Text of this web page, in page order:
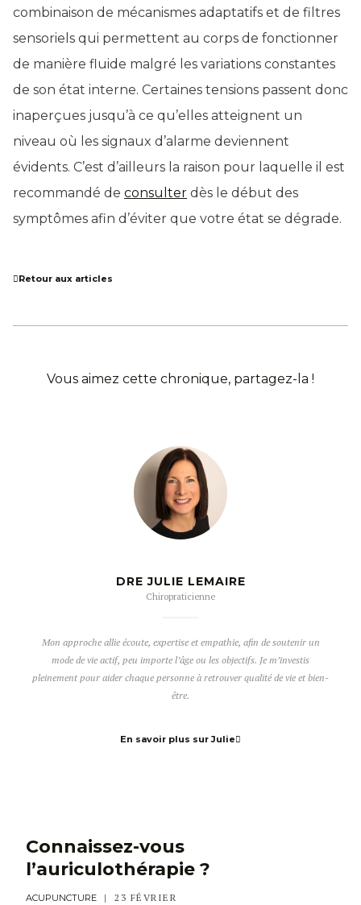
combinaison de mécanismes adaptatifs et de filtres
sensoriels qui permettent au corps de fonctionner
de manière fluide malgré les variations constantes
de son état interne. Certaines tensions passent donc
inaperçues jusqu’à ce qu’elles atteignent un
niveau où les signaux d’alarme deviennent
évidents. C’est d’ailleurs la raison pour laquelle il est
recommandé de consulter dès le début des
symptômes afin d’éviter que votre état se dégrade.
Retour aux articles
Vous aimez cette chronique, partagez-la !
DRE JULIE LEMAIRE
Chiropraticienne
Mon approche allie écoute, expertise et empathie, afin de soutenir un
mode de vie actif, peu importe l’âge ou les objectifs. Je m’investis
pleinement pour aider chaque personne à retrouver qualité de vie et bien-
être.
En savoir plus sur Julie
Connaissez-vous
l’auriculothérapie ?
ACUPUNCTURE 23 FÉVRIER